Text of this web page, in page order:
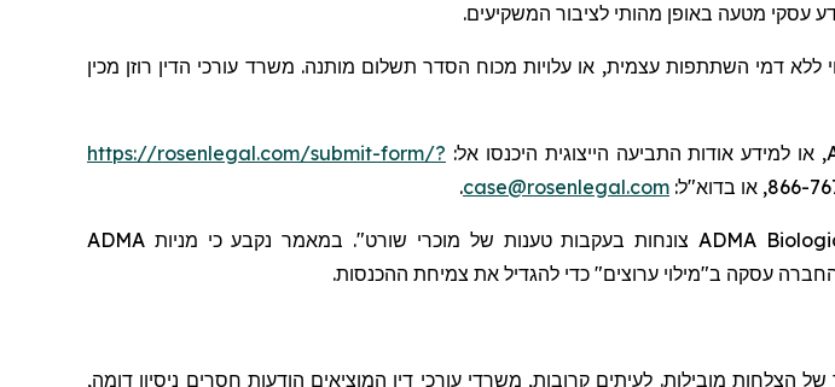
עסקי מטעה באופן מהותי לציבור המשקיעים.
ללא דמי השתתפות עצמית, או עלויות מכוח הסדר תשלום מותנה. משרד עורכי הדין רוזן מכין
, או למידע אודות התביעה הייצוגית היכנסו אל: https://rosenlegal.com/submit-form/?
case@rosenlegal.com
.
ADMAצונחות בעקבות טענות של מוכרי שורט". במאמר נקבע כי מניות ADMA
החברה עסקה ב"מילוי ערוצים" כדי להגדיל את צמיחת ההכנסות.
הצלחות מובילות. לעיתים קרובות, משרדי עורכי דין המוציאים הודעות חסרים ניסיון דומה,